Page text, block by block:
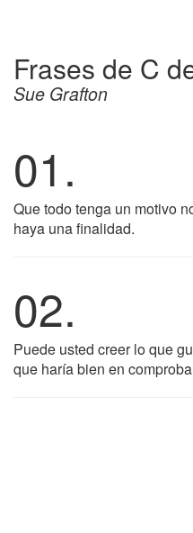
Frases de C
Sue Grafton
01.
Que todo tenga un motivo
haya una finalidad.
02.
Puede usted creer lo que
que haría bien en